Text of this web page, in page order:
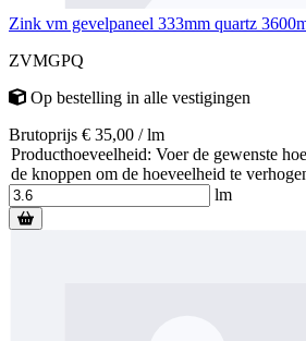
Zink vm gevelpaneel 333mm quartz
ZVMGPQ
Op bestelling in alle vestigingen
Brutoprijs € 35,00 / lm
Producthoeveelheid: Voer de gewenste
de knoppen om de hoeveelheid te
lm